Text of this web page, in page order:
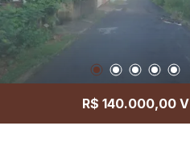
R$ 140.000,00 V